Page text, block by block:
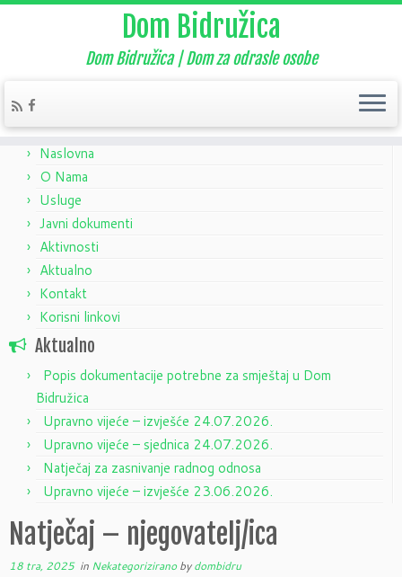
Dom Bidružica
Dom Bidružica | Dom za odrasle osobe
Home»Aktualno»Nekategorizirano»Natječaj – njegovatelj/ica
Naslovna
O Nama
Usluge
Javni dokumenti
Aktivnosti
Aktualno
Kontakt
Korisni linkovi
Aktualno
Popis dokumentacije potrebne za smještaj u Dom
Bidružica
Upravno vijeće – izvješće 24.07.2026.
Upravno vijeće – sjednica 24.07.2026.
Natječaj za zasnivanje radnog odnosa
Upravno vijeće – izvješće 23.06.2026.
Natječaj – njegovatelj/ica
18 tra, 2025in Nekategoriziranobydombidru